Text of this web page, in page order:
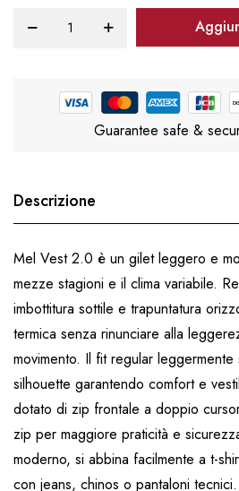
Guarantee safe &
Descrizione
Mel Vest 2.0 è un gilet leggero e
mezze stagioni e il clima variabile.
imbottitura sottile e trapuntatura
termica senza rinunciare alla
movimento. Il fit regular
silhouette garantendo comfort e
dotato di zip frontale a doppio
zip per maggiore praticità e
moderno, si abbina facilmente a t-
con jeans, chinos o pantaloni